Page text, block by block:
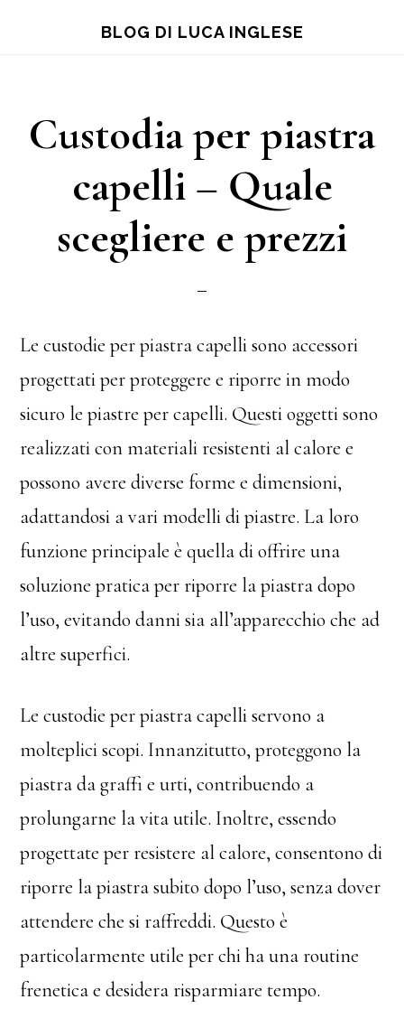
content
sidebar
BLOG DI LUCA INGLESE
Custodia per piastra
capelli – Quale
scegliere e prezzi
Le custodie per piastra capelli sono accessori
progettati per proteggere e riporre in modo
sicuro le piastre per capelli. Questi oggetti sono
realizzati con materiali resistenti al calore e
possono avere diverse forme e dimensioni,
adattandosi a vari modelli di piastre. La loro
funzione principale è quella di offrire una
soluzione pratica per riporre la piastra dopo
l’uso, evitando danni sia all’apparecchio che ad
altre superfici.
Le custodie per piastra capelli servono a
molteplici scopi. Innanzitutto, proteggono la
piastra da graffi e urti, contribuendo a
prolungarne la vita utile. Inoltre, essendo
progettate per resistere al calore, consentono di
riporre la piastra subito dopo l’uso, senza dover
attendere che si raffreddi. Questo è
particolarmente utile per chi ha una routine
frenetica e desidera risparmiare tempo.